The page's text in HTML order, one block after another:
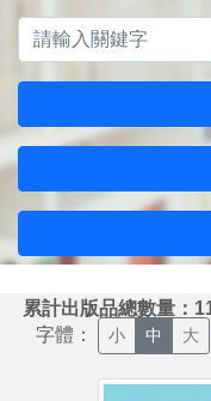
累計出版品總數量：
字體： 小 中 大